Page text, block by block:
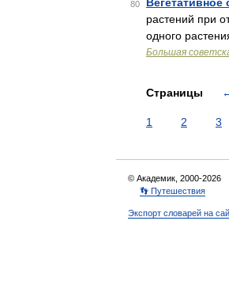
80
растений при
одного
Большая
Страницы
1 2 3
© Академик, 2000-2026
👣 Путешествия
Экспорт словарей на